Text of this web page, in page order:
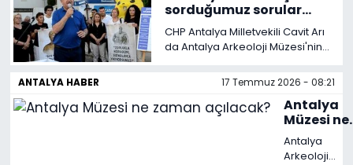
sorduğumuz sorular
cevapsız kaldı”
CHP Antalya Milletvekili Cavit Arı
da Antalya Arkeoloji Müzesi'nin
önünde düzenlenen basın
yıkımına karşı geçen yıl
başlatılan mücadelenin bugün
de sürdüğünü belirten Arı, şimdi
ise alanın geleceğine ilişkin
ANTALYA HABER 17 Temmuz 2026 - 08:21
Antalya
Müzesi ne
zaman
açılacak?
Antalya
Arkeoloji
Spor
Teknoloji
Resmi İlanlar
Teknoloji
Yaşam
Künye